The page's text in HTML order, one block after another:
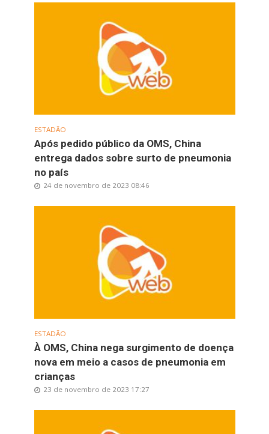
ESTADÃO
Após pedido público da OMS, China
entrega dados sobre surto de pneumonia
no país
24 de novembro de 2023 08:46
ESTADÃO
À OMS, China nega surgimento de doença
nova em meio a casos de pneumonia em
crianças
23 de novembro de 2023 17:27